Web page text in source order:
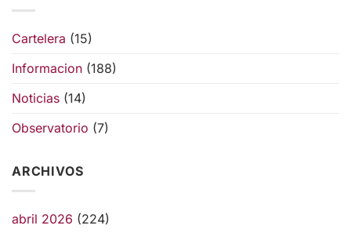
Cartelera (15)
Informacion (188)
Noticias (14)
Observatorio (7)
ARCHIVOS
abril 2026 (224)